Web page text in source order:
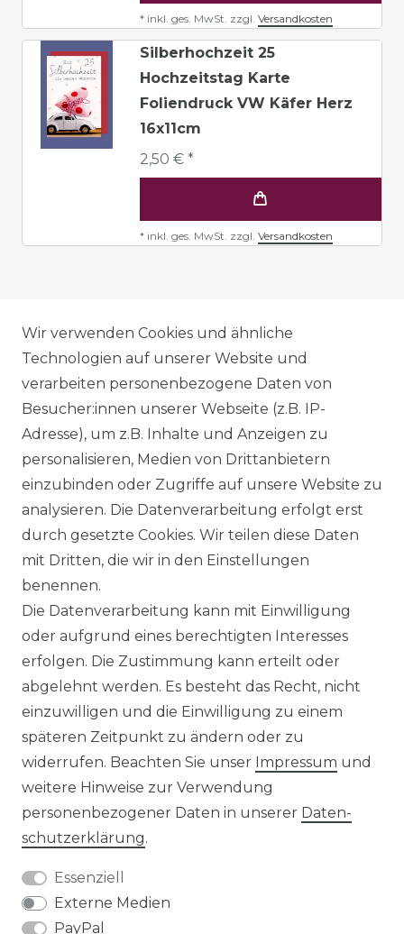
* inkl. ges. MwSt. zzgl. Versandkosten
Silberhochzeit 25
Hochzeitstag Karte
Foliendruck VW Käfer Herz
16x11cm
2,50 € *
* inkl. ges. MwSt. zzgl. Versandkosten
AGB
DATENSCHUTZERKLÄRUNG
WIDERRUFSRECHT
IMPRESSUM
KONTAKT
Unsere Zahlungsmöglichkeiten
Wir versenden mit
Wir verwenden Cookies und ähnliche
Technologien auf unserer Website und
verarbeiten personenbezogene Daten von
Besucher:innen unserer Webseite (z.B. IP-
Adresse), um z.B. Inhalte und Anzeigen zu
personalisieren, Medien von Drittanbietern
einzubinden oder Zugriffe auf unsere Website zu
analysieren. Die Datenverarbeitung erfolgt erst
durch gesetzte Cookies. Wir teilen diese Daten
mit Dritten, die wir in den Einstellungen
benennen.
Die Datenverarbeitung kann mit Einwilligung
oder aufgrund eines berechtigten Interesses
erfolgen. Die Zustimmung kann erteilt oder
abgelehnt werden. Es besteht das Recht, nicht
einzuwilligen und die Einwilligung zu einem
späteren Zeitpunkt zu ändern oder zu
widerrufen. Beachten Sie unser Impressum und
weitere Hinweise zur Verwendung
personenbezogener Daten in unserer Daten­
schutz­erklärung.
Essenziell
Externe Medien
PayPal